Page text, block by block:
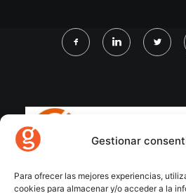
Gestionar
Para ofrecer las mejores experiencias,
cookies para almacenar y/o acceder a la